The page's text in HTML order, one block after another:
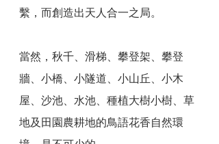
繫，而創造出天人合一之局。
當然，秋千、滑梯、攀登架、攀登
牆、小橋、小隧道、小山丘、小木
屋、沙池、水池、種植大樹小樹、草
地及田園農耕地的鳥語花香自然環